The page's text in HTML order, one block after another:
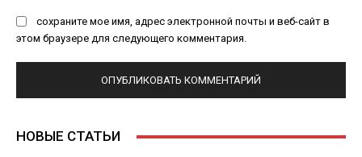
сохраните мое имя, адрес электронной почты и веб-сайт в
этом браузере для следующего комментария.
НОВЫЕ СТАТЬИ